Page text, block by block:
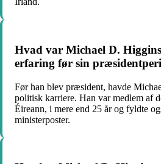
Hvad var Michael D.
erfaring før sin
Før han blev præsident, havde
politisk karriere. Han var medlem af
Éireann, i mere end 25 år og fyldte
ministerposter.